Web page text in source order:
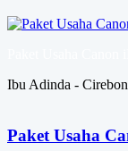
Ibu Adinda - Cirebon
Paket Usaha